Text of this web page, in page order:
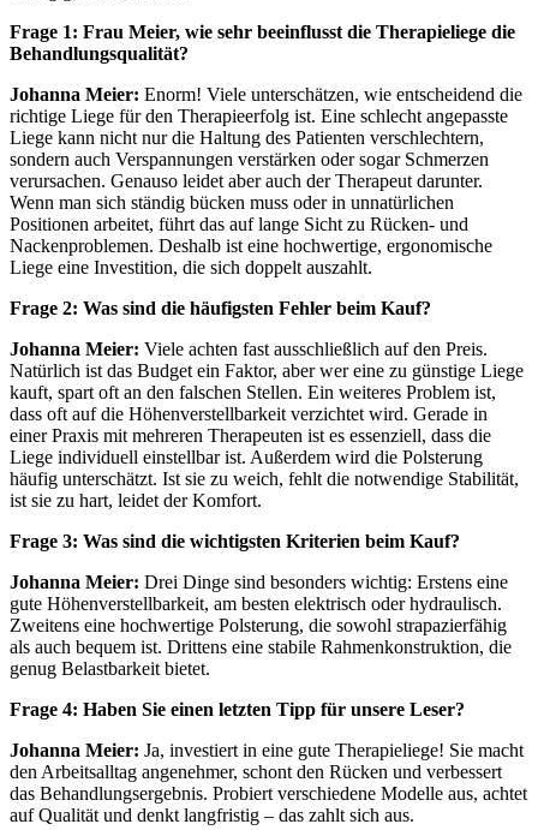
Frage 1: Frau Meier, wie sehr beeinflusst die Therapieliege die
Behandlungsqualität?
Johanna Meier: Enorm! Viele unterschätzen, wie entscheidend die
richtige Liege für den Therapieerfolg ist. Eine schlecht angepasste
Liege kann nicht nur die Haltung des Patienten verschlechtern,
sondern auch Verspannungen verstärken oder sogar Schmerzen
verursachen. Genauso leidet aber auch der Therapeut darunter.
Wenn man sich ständig bücken muss oder in unnatürlichen
Positionen arbeitet, führt das auf lange Sicht zu Rücken- und
Nackenproblemen. Deshalb ist eine hochwertige, ergonomische
Liege eine Investition, die sich doppelt auszahlt.
Frage 2: Was sind die häufigsten Fehler beim Kauf?
Johanna Meier: Viele achten fast ausschließlich auf den Preis.
Natürlich ist das Budget ein Faktor, aber wer eine zu günstige Liege
kauft, spart oft an den falschen Stellen. Ein weiteres Problem ist,
dass oft auf die Höhenverstellbarkeit verzichtet wird. Gerade in
einer Praxis mit mehreren Therapeuten ist es essenziell, dass die
Liege individuell einstellbar ist. Außerdem wird die Polsterung
häufig unterschätzt. Ist sie zu weich, fehlt die notwendige Stabilität,
ist sie zu hart, leidet der Komfort.
Frage 3: Was sind die wichtigsten Kriterien beim Kauf?
Johanna Meier: Drei Dinge sind besonders wichtig: Erstens eine
gute Höhenverstellbarkeit, am besten elektrisch oder hydraulisch.
Zweitens eine hochwertige Polsterung, die sowohl strapazierfähig
als auch bequem ist. Drittens eine stabile Rahmenkonstruktion, die
genug Belastbarkeit bietet.
Frage 4: Haben Sie einen letzten Tipp für unsere Leser?
Johanna Meier: Ja, investiert in eine gute Therapieliege! Sie macht
den Arbeitsalltag angenehmer, schont den Rücken und verbessert
das Behandlungsergebnis. Probiert verschiedene Modelle aus, achtet
auf Qualität und denkt langfristig – das zahlt sich aus.